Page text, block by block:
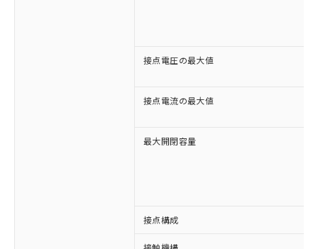
接点電圧の最大値
接点電流の最大値
最大開閉容量
接点構成